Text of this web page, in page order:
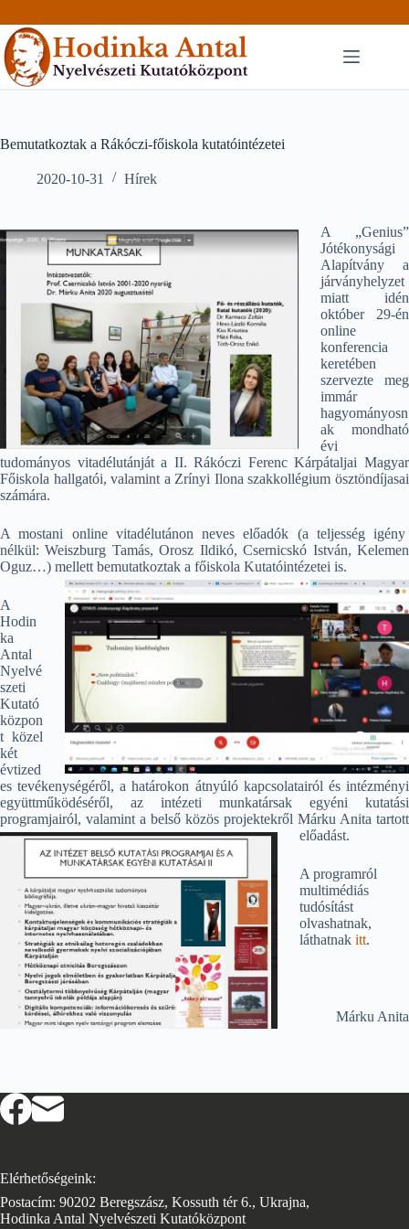
to
content
Bemutatkoztak a Rákóczi-főiskola kutatóintézetei
2020-10-31 Hírek
A „Genius”
Jótékonysági
Alapítvány a
járványhelyzet
miatt idén
október 29-én
online
konferencia
keretében
szervezte meg
immár
hagyományosn
ak mondható
évi
tudományos vitadélutánját a II. Rákóczi Ferenc Kárpátaljai Magyar
Főiskola hallgatói, valamint a Zrínyi Ilona szakkollégium ösztöndíjasai
számára.
A mostani online vitadélutánon neves előadók (a teljesség igény
nélkül: Weiszburg Tamás, Orosz Ildikó, Csernicskó István, Kelemen
Oguz…) mellett bemutatkoztak a főiskola Kutatóintézetei is.
A
Hodin
ka
Antal
Nyelvé
szeti
Kutató
közpon
t közel
két
évtized
es tevékenységéről, a határokon átnyúló kapcsolatairól és intézményi
együttműködéséről, az intézeti munkatársak egyéni kutatási
programjairól, valamint a belső közös projektekről Márku Anita tartott
előadást.
A programról
multimédiás
tudósítást
olvashatnak,
láthatnak itt.
Márku Anita
Elérhetőségeink:
Postacím: 90202 Beregszász, Kossuth tér 6., Ukrajna,
Hodinka Antal Nyelvészeti Kutatóközpont